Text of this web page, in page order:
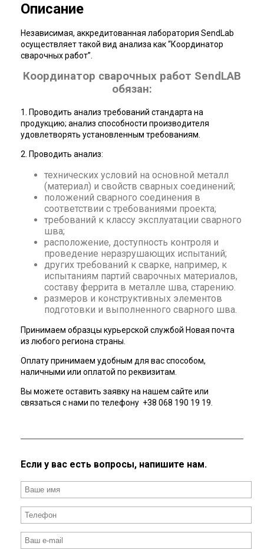
Описание
Независимая, аккредитованная лаборатория SendLab
осуществляет такой вид анализа как “Координатор
сварочных работ”.
Координатор сварочных работ SendLAB
обязан:
1. Проводить анализ требований стандарта на
продукцию; анализ способности производителя
удовлетворять установленным требованиям.
2. Проводить анализ:
технических условий на основной металл
(материал) и свойств сварных соединений;
положений сварного соединения в
соответствии с требованиями проекта;
требований к классу эксплуатации сварного
шва;
расположение, доступность контроля и
проведение неразрушающих испытаний;
других требований к сварке, например, к
испытаниям партий сварочных материалов,
составу феррита в металле шва, старению.
размеров и конструктивных элементов
подготовки и выполненного сварного шва.
Принимаем образцы курьерской службой Новая почта
из любого региона страны.
Оплату принимаем удобным для вас способом,
наличными или оплатой по реквизитам.
Вы можете оставить заявку на нашем сайте или
связаться с нами по телефону +38 068 190 19 19.
Если у вас есть вопросы, напишите нам.